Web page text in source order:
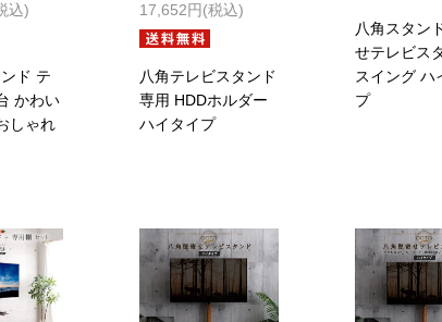
込)
ド テ
かわい
しゃれ
17,652円(税込)
八角テレビスタンド
専用 HDDホルダー
ハイタイプ
八角スタン
せテレビス
スイング ハ
プ